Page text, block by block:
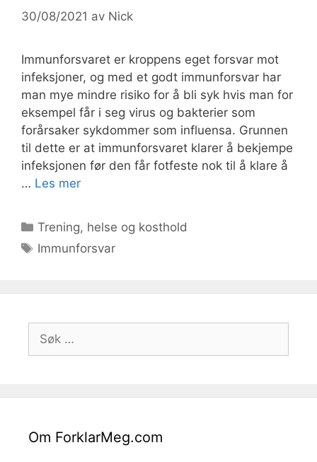
30/08/2021 av Nick
Immunforsvaret er kroppens eget forsvar mot
infeksjoner, og med et godt immunforsvar har
man mye mindre risiko for å bli syk hvis man for
eksempel får i seg virus og bakterier som
forårsaker sykdommer som influensa. Grunnen
til dette er at immunforsvaret klarer å bekjempe
infeksjonen før den får fotfeste nok til å klare å
… Les mer
Kategorier
Trening, helse og kosthold
Stikkord
Immunforsvar
etter:
Om ForklarMeg.com